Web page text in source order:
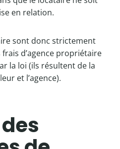
en relation.
sont donc strictement
d’agence propriétaire
la loi (ils résultent de la
et l’agence).